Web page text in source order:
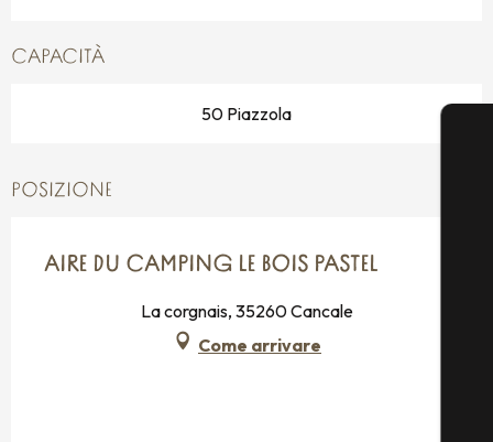
CAPACITÀ
50 Piazzola
POSIZIONE
AIRE DU CAMPING LE BOIS PASTEL
La corgnais, 35260 Cancale
Come arrivare